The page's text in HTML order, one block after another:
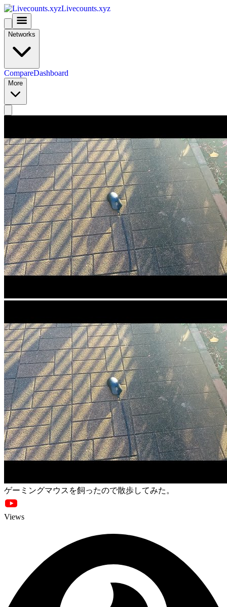
Livecounts.xyz
Networks
CompareDashboard
More
ゲーミングマウスを飼ったので散歩してみた。
Views